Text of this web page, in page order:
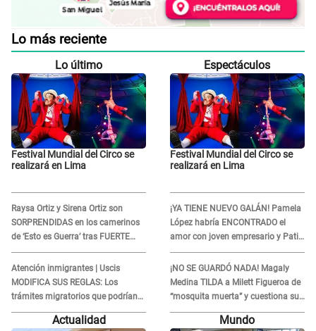
Lo más reciente
Lo último
Festival Mundial del Circo se
realizará en Lima
Raysa Ortiz y Sirena Ortiz son
SORPRENDIDAS en los camerinos
de ‘Esto es Guerra’ tras FUERTE
ENFRENTAMIENTO con Gabriel
Moisés: “Gracias”
Atención inmigrantes | Uscis
MODIFICA SUS REGLAS: Los
trámites migratorios que podrían
necesitar tu prueba de ADN
Espectáculos
Festival Mundial del Circo se
realizará en Lima
¡YA TIENE NUEVO GALÁN! Pamela
López habría ENCONTRADO el
amor con joven empresario y Pati
Lorena la ECHA en VIVO
¡NO SE GUARDÓ NADA! Magaly
Medina TILDA a Milett Figueroa de
“mosquita muerta” y cuestiona su
RECONCILIACIÓN con Marcelo
Tinelli en TV argentina
Actualidad Mundo